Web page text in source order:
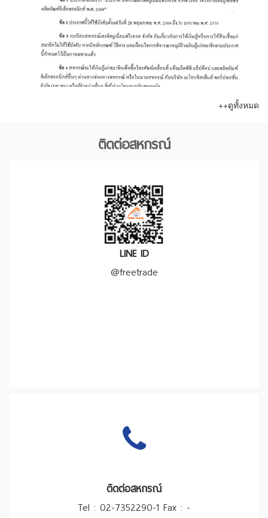
++ดูทั้งหมด
ติดต่อสหกรณ์
LINE ID
@freetrade
ติดต่อสหกรณ์
Tel : 02-7352290-1 Fax : -